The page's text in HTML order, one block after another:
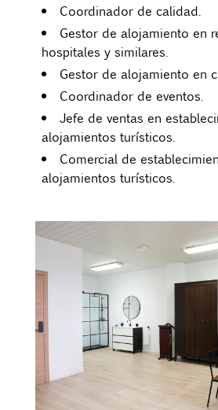
Coordinador de calidad.
Gestor de alojamiento en
hospitales y similares.
Gestor de alojamiento en
Coordinador de eventos.
Jefe de ventas en
alojamientos turísticos.
Comercial de
alojamientos turísticos.